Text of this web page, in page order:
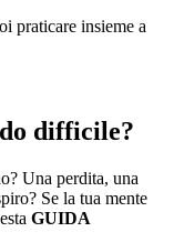
praticare insieme a
difficile?
Una perdita, una
Se la tua mente
GUIDA